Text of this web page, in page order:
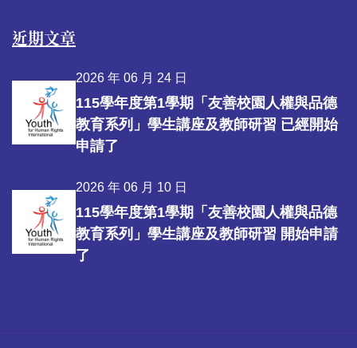
近期文章
2026 年 06 月 24 日
115學年度第1學期「友善校園人權與品德
教育系列」學生講座及教師研習 已經開始
申請了
2026 年 06 月 10 日
115學年度第1學期「友善校園人權與品德
教育系列」學生講座及教師研習 開始申請
了